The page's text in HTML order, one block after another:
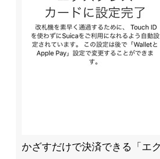
かざすだけで決済できる「エ